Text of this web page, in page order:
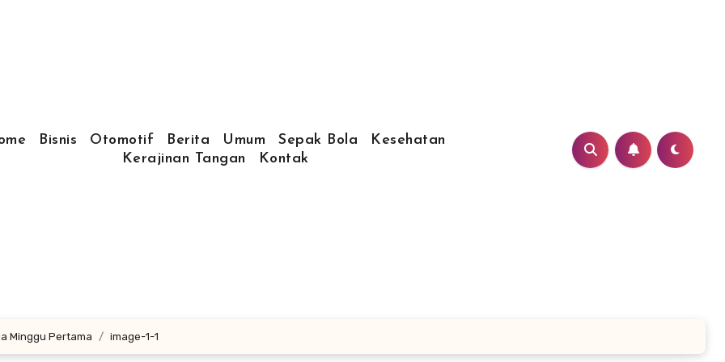
Bisnis Otomotif Berita Umum Sepak Bola
Kesehatan
Kerajinan Tangan
Kontak
Minggu Pertama image-1-1